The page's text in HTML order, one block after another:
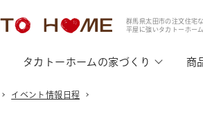
群馬県太田市の注文住宅
平屋に強いタカトーホーム
タカトーホームの家づくり 商
イベント情報日程